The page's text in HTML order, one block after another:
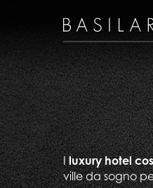
Iluxury hotel
ville da sogno